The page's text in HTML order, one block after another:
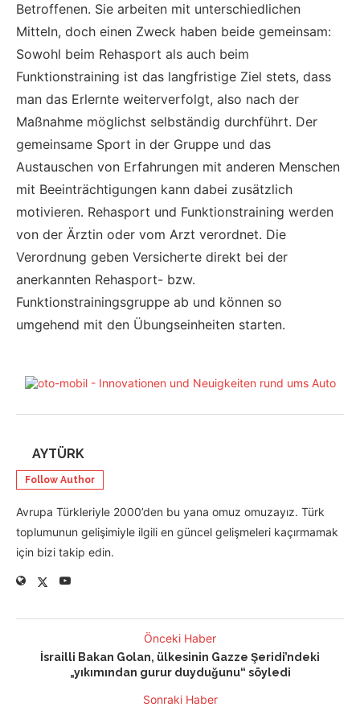
Betroffenen. Sie arbeiten mit unterschiedlichen
Mitteln, doch einen Zweck haben beide gemeinsam:
Sowohl beim Rehasport als auch beim
Funktionstraining ist das langfristige Ziel stets, dass
man das Erlernte weiterverfolgt, also nach der
Maßnahme möglichst selbständig durchführt. Der
gemeinsame Sport in der Gruppe und das
Austauschen von Erfahrungen mit anderen Menschen
mit Beeinträchtigungen kann dabei zusätzlich
motivieren. Rehasport und Funktionstraining werden
von der Ärztin oder vom Arzt verordnet. Die
Verordnung geben Versicherte direkt bei der
anerkannten Rehasport- bzw.
Funktionstrainingsgruppe ab und können so
umgehend mit den Übungseinheiten starten.
AYTÜRK
Follow Author
Avrupa Türkleriyle 2000’den bu yana omuz omuzayız. Türk
toplumunun gelişimiyle ilgili en güncel gelişmeleri kaçırmamak
için bizi takip edin.
Önceki Haber
İsrailli Bakan Golan, ülkesinin Gazze Şeridi’ndeki
„yıkımından gurur duyduğunu“ söyledi
Sonraki Haber